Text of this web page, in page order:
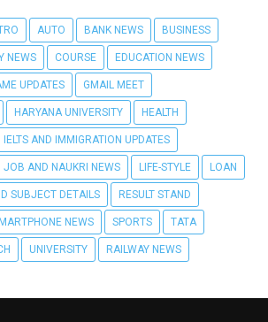
AUTO BANK NEWS BUSINESS
NEWS COURSE EDUCATION NEWS
UPDATES GMAIL MEET
HARYANA UNIVERSITY HEALTH
IELTS AND IMMIGRATION UPDATES
JOB AND NAUKRI NEWS LIFE-STYLE LOAN
SUBJECT DETAILS RESULT STAND
NEWS SPORTS TATA
UNIVERSITY RAILWAY NEWS